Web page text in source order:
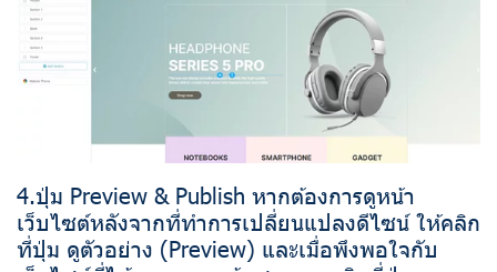
4.ปุ่ม Preview & Publish หากต้องการดูหน้า
เว็บไซต์หลังจากที่ทำการเปลี่ยนแปลงดีไซน์ ให้คลิก
ที่ปุ่ม ดูตัวอย่าง (Preview) และเมื่อพึงพอใจกับ